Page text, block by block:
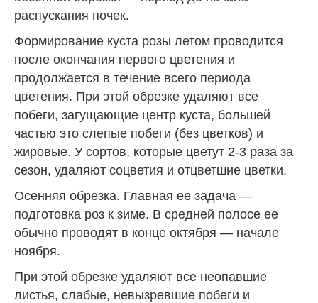
распускания почек.
Формирование куста розы летом проводится
после окончания первого цветения и
продолжается в течение всего периода
цветения. При этой обрезке удаляют все
побеги, загущающие центр куста, большей
частью это слепые побеги (без цветков) и
жировые. У сортов, которые цветут 2-3 раза за
сезон, удаляют соцветия и отцветшие цветки.
Осенняя обрезка. Главная ее задача —
подготовка роз к зиме. В средней полосе ее
обычно проводят в конце октября — начале
ноября.
При этой обрезке удаляют все неопавшие
листья, слабые, невызревшие побеги и